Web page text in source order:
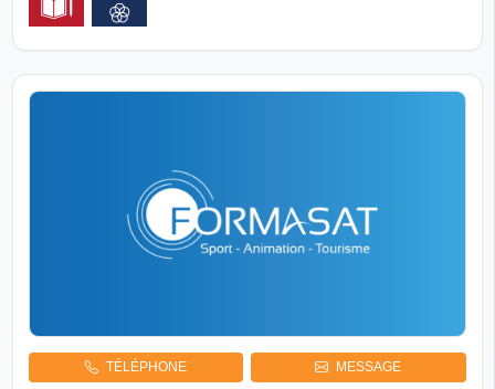
TÉLÉPHONE MESSAGE